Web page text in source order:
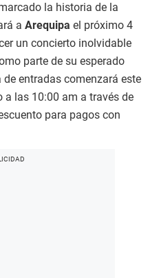
la historia de la
a Arequipa el próximo 4
un concierto inolvidable
parte de su esperado
de entradas comenzará este
a las 10:00 am a través de
para pagos con